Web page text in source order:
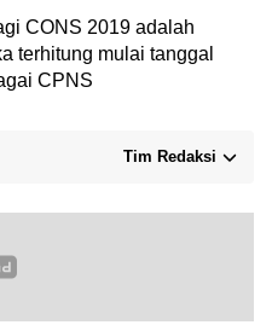
CONS 2019 adalah
terhitung mulai tanggal
CPNS
Tim Redaksi